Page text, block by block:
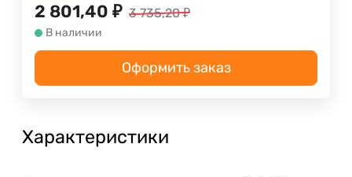
2 801,40 ₽ 3 735,20 ₽
В наличии
Оформить заказ
Характеристики